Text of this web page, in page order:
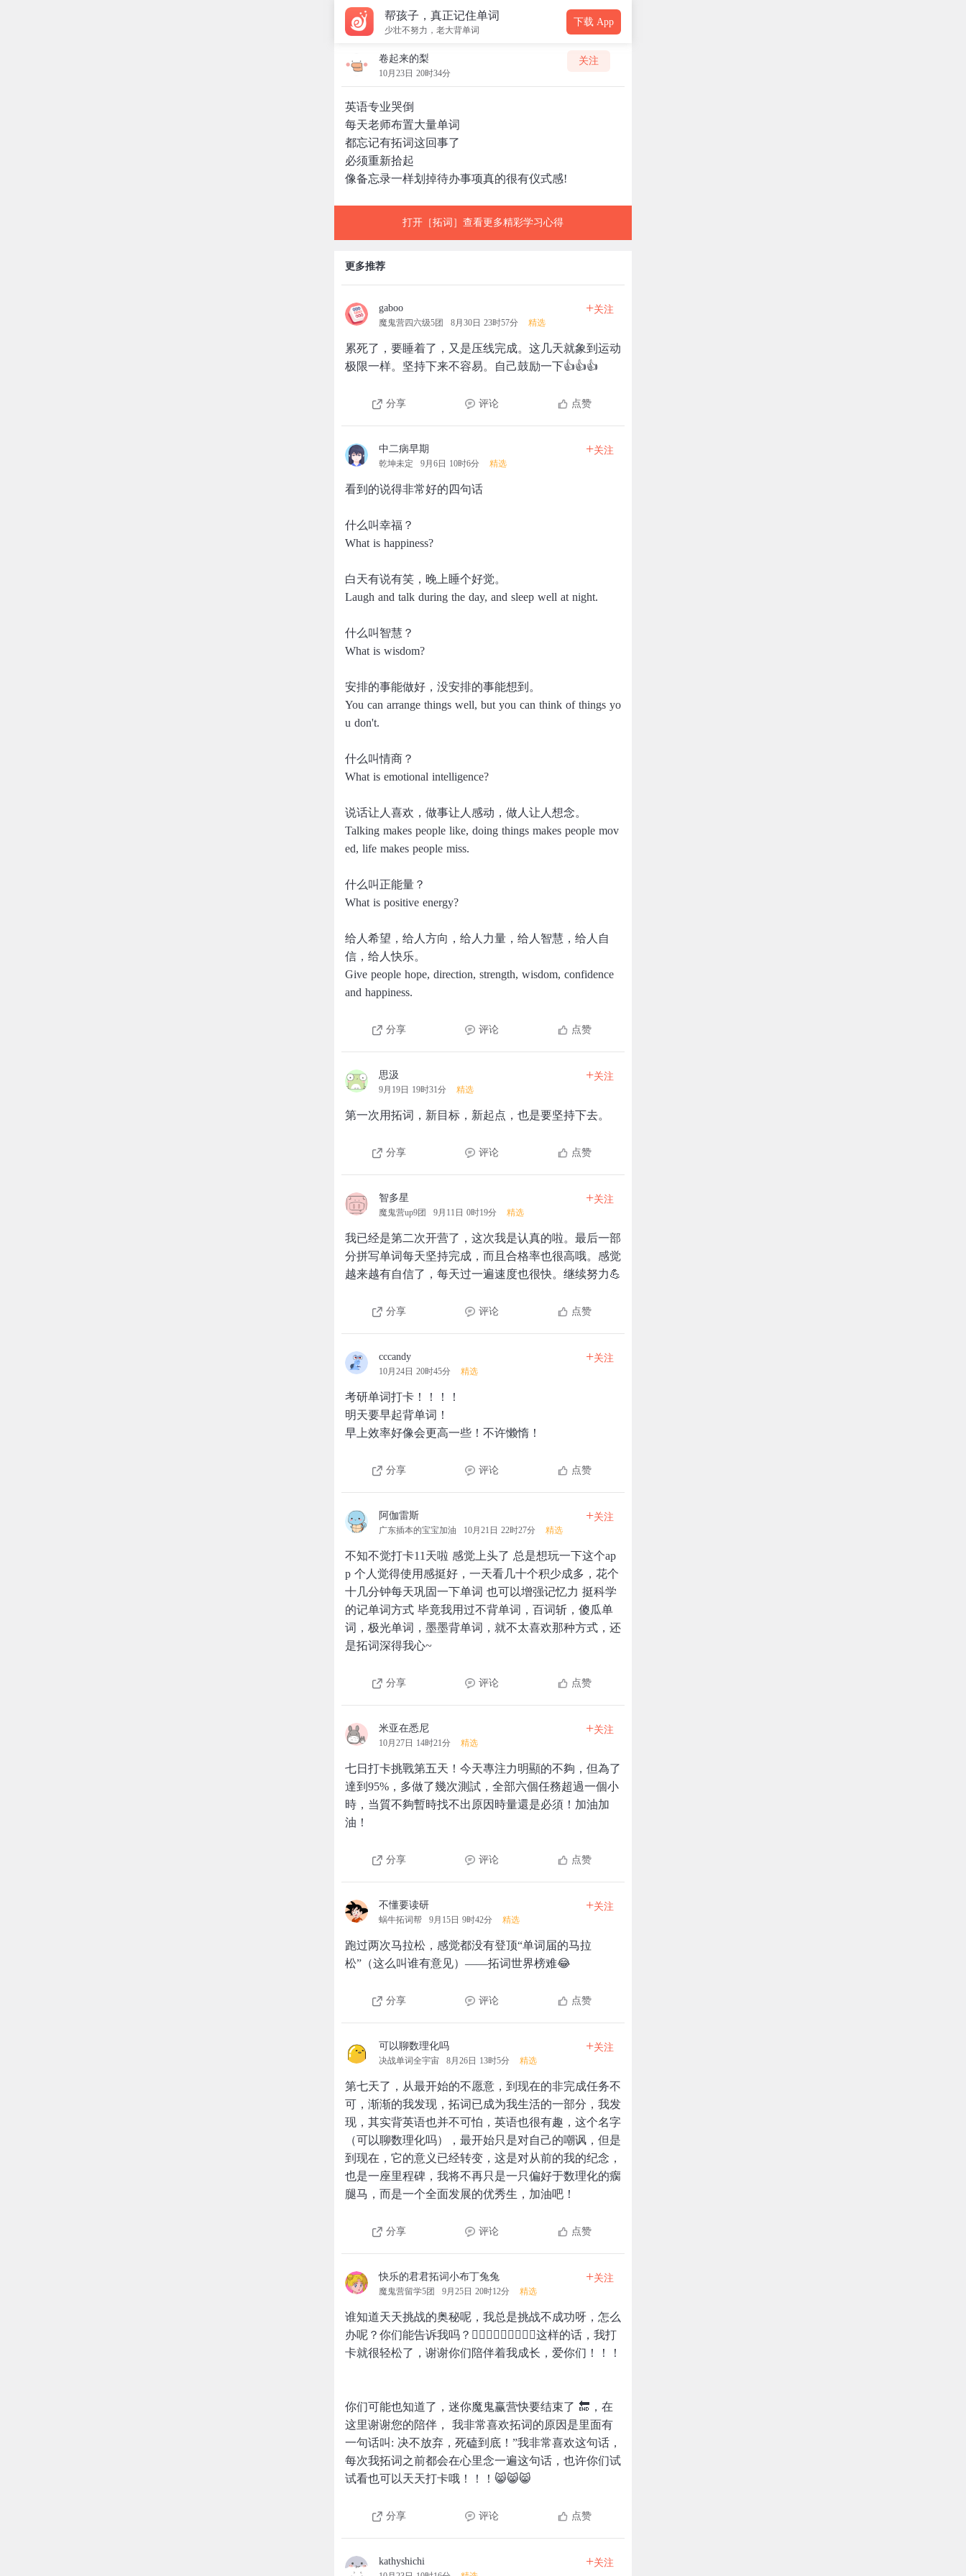
帮孩子，真正记住单词
少壮不努力，老大背单词
下载 App
卷起来的梨
10月23日 20时34分
关注
英语专业哭倒
每天老师布置大量单词
都忘记有拓词这回事了
必须重新拾起
像备忘录一样划掉待办事项真的很有仪式感!
打开［拓词］查看更多精彩学习心得
更多推荐
gaboo
魔鬼营四六级5团 8月30日 23时57分 精选
+关注
累死了，要睡着了，又是压线完成。这几天就象到运动
极限一样。坚持下来不容易。自己鼓励一下👍👍👍
分享 评论 点赞
中二病早期
乾坤未定 9月6日 10时6分 精选
+关注
看到的说得非常好的四句话
什么叫幸福？
What is happiness?
白天有说有笑，晚上睡个好觉。
Laugh and talk during the day, and sleep well at night.
什么叫智慧？
What is wisdom?
安排的事能做好，没安排的事能想到。
You can arrange things well, but you can think of things yo
u don't.
什么叫情商？
What is emotional intelligence?
说话让人喜欢，做事让人感动，做人让人想念。
Talking makes people like, doing things makes people mov
ed, life makes people miss.
什么叫正能量？
What is positive energy?
给人希望，给人方向，给人力量，给人智慧，给人自
信，给人快乐。 ​​​​
Give people hope, direction, strength, wisdom, confidence
and happiness. ​​​​
分享 评论 点赞
思汲
9月19日 19时31分 精选
+关注
第一次用拓词，新目标，新起点，也是要坚持下去。
分享 评论 点赞
智多星
魔鬼营up9团 9月11日 0时19分 精选
+关注
我已经是第二次开营了，这次我是认真的啦。最后一部
分拼写单词每天坚持完成，而且合格率也很高哦。感觉
越来越有自信了，每天过一遍速度也很快。继续努力💪
分享 评论 点赞
cccandy
10月24日 20时45分 精选
+关注
考研单词打卡！！！！
明天要早起背单词！
早上效率好像会更高一些！不许懒惰！
分享 评论 点赞
阿伽雷斯
广东插本的宝宝加油 10月21日 22时27分 精选
+关注
不知不觉打卡11天啦 感觉上头了 总是想玩一下这个ap
p 个人觉得使用感挺好，一天看几十个积少成多，花个
十几分钟每天巩固一下单词 也可以增强记忆力 挺科学
的记单词方式 毕竟我用过不背单词，百词斩，傻瓜单
词，极光单词，墨墨背单词，就不太喜欢那种方式，还
是拓词深得我心~
分享 评论 点赞
米亚在悉尼
10月27日 14时21分 精选
+关注
七日打卡挑戰第五天！今天專注力明顯的不夠，但為了
達到95%，多做了幾次測試，全部六個任務超過一個小
時，当質不夠暫時找不出原因時量還是必須！加油加
油！
分享 评论 点赞
不懂要读研
蜗牛拓词帮 9月15日 9时42分 精选
+关注
跑过两次马拉松，感觉都没有登顶“单词届的马拉
松”（这么叫谁有意见）——拓词世界榜难😂
分享 评论 点赞
可以聊数理化吗
决战单词全宇宙 8月26日 13时5分 精选
+关注
第七天了，从最开始的不愿意，到现在的非完成任务不
可，渐渐的我发现，拓词已成为我生活的一部分，我发
现，其实背英语也并不可怕，英语也很有趣，这个名字
（可以聊数理化吗），最开始只是对自己的嘲讽，但是
到现在，它的意义已经转变，这是对从前的我的纪念，
也是一座里程碑，我将不再只是一只偏好于数理化的瘸
腿马，而是一个全面发展的优秀生，加油吧！
分享 评论 点赞
快乐的君君拓词小布丁兔兔
魔鬼营留学5团 9月25日 20时12分 精选
+关注
谁知道天天挑战的奥秘呢，我总是挑战不成功呀，怎么
办呢？你们能告诉我吗？🤷🏼‍♀️🤷🏼‍♀️🤷🏼‍♀️这样的话，我打
卡就很轻松了，谢谢你们陪伴着我成长，爱你们！！！
你们可能也知道了，迷你魔鬼赢营快要结束了 🔚，在
这里谢谢您的陪伴， 我非常喜欢拓词的原因是里面有
一句话叫: 决不放弃，死磕到底！”我非常喜欢这句话，
每次我拓词之前都会在心里念一遍这句话，也许你们试
试看也可以天天打卡哦！！！😸😸😸
分享 评论 点赞
kathyshichi +关注